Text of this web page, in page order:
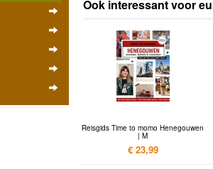
Ook interessant voor
Reisgids Time to momo Henegouwen
| M
€ 23,99